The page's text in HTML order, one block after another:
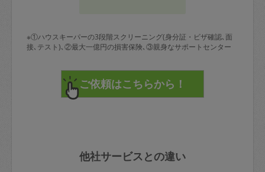
※①ハウスキーパーの3段階スクリーニング(身分証・ビザ確認､面
接､テスト)､②最大一億円の損害保険､③親身なサポートセンター
他社サービスとの違い